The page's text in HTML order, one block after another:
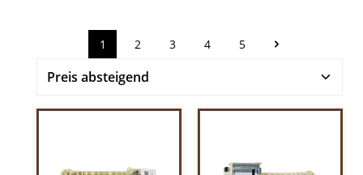
Seite
1 Seite
2 Seite
3 Seite
4 Seite
5